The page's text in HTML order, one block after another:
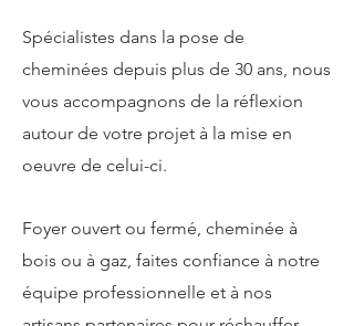
Spécialistes dans la pose de
cheminées depuis plus de 30 ans, nous
vous accompagnons de la réflexion
autour de votre projet à la mise en
oeuvre de celui-ci.
Foyer ouvert ou fermé, cheminée à
bois ou à gaz, faites confiance à notre
équipe professionnelle et à nos